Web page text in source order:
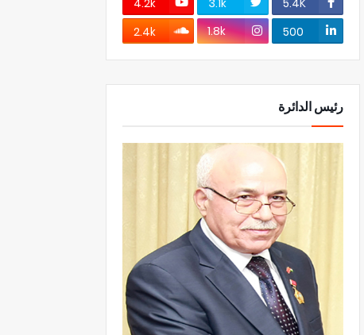
5.4K
3.1k
4.2k
500
1.8k
2.4k
رئيس الدائرة